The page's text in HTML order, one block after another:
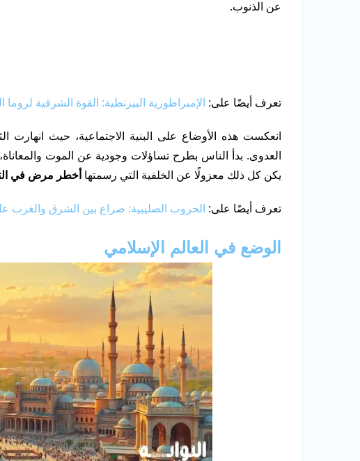
عن الذنوب.
تعرف أيضًا على: الإمبراطورية البيزنطية: القوة الشرقية لروما
انعكست هذه الأوضاع على البنية الاجتماعية، حيث انهارت
العدوى. بدأ الناس بطرح تساؤلات وجودية عن الموت
يكن كل ذلك معزولًا عن الخلفية التي رسمتها أخطر مرض في
تعرف أيضًا على: الحروب الصليبية: صراع بين الشرق والغرب
الوضع في العالم الإسلامي